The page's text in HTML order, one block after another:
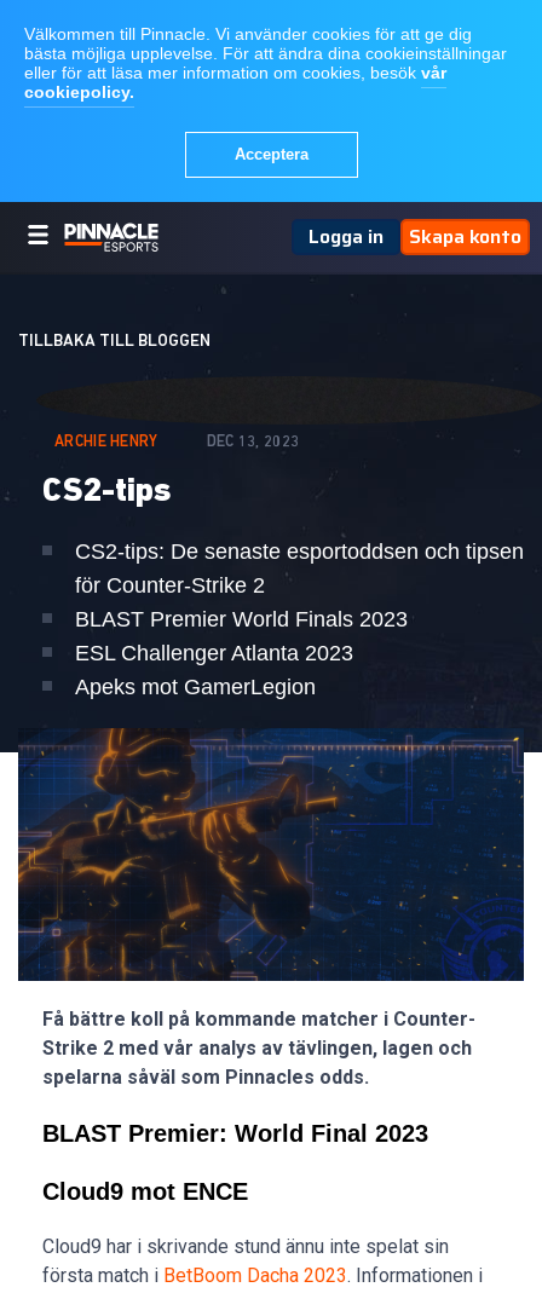
Logga in Skapa konto
TILLBAKA TILL BLOGGEN
ARCHIE HENRY DEC 13, 2023
CS2-tips
CS2-tips: De senaste esportoddsen och tipsen
för Counter-Strike 2
BLAST Premier World Finals 2023
ESL Challenger Atlanta 2023
Apeks mot GamerLegion
Få bättre koll på kommande matcher i Counter-
Strike 2 med vår analys av tävlingen, lagen och
spelarna såväl som Pinnacles odds.
BLAST Premier: World Final 2023
Cloud9 mot ENCE
Cloud9 har i skrivande stund ännu inte spelat sin
första match i BetBoom Dacha 2023. Informationen i